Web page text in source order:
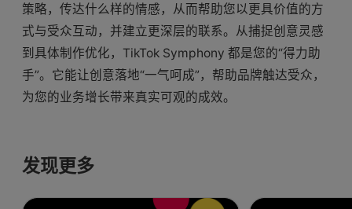
策略，传达什么样的情感，从而帮助您以更具价值的方
式与受众互动，并建立更深层的联系。从捕捉创意灵感
到具体制作优化，TikTok Symphony 都是您的“得力助
手”。它能让创意落地“一气呵成”，帮助品牌触达受众，
为您的业务增长带来真实可观的成效。
发现更多